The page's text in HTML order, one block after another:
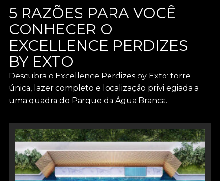
Descubra o Excellence Perdizes by Exto: torre
única, lazer completo e localização privilegiada a
uma quadra do Parque da Água Branca.
5 RAZÕES PARA VOCÊ
CONHECER O
EXCELLENCE PERDIZES
BY EXTO